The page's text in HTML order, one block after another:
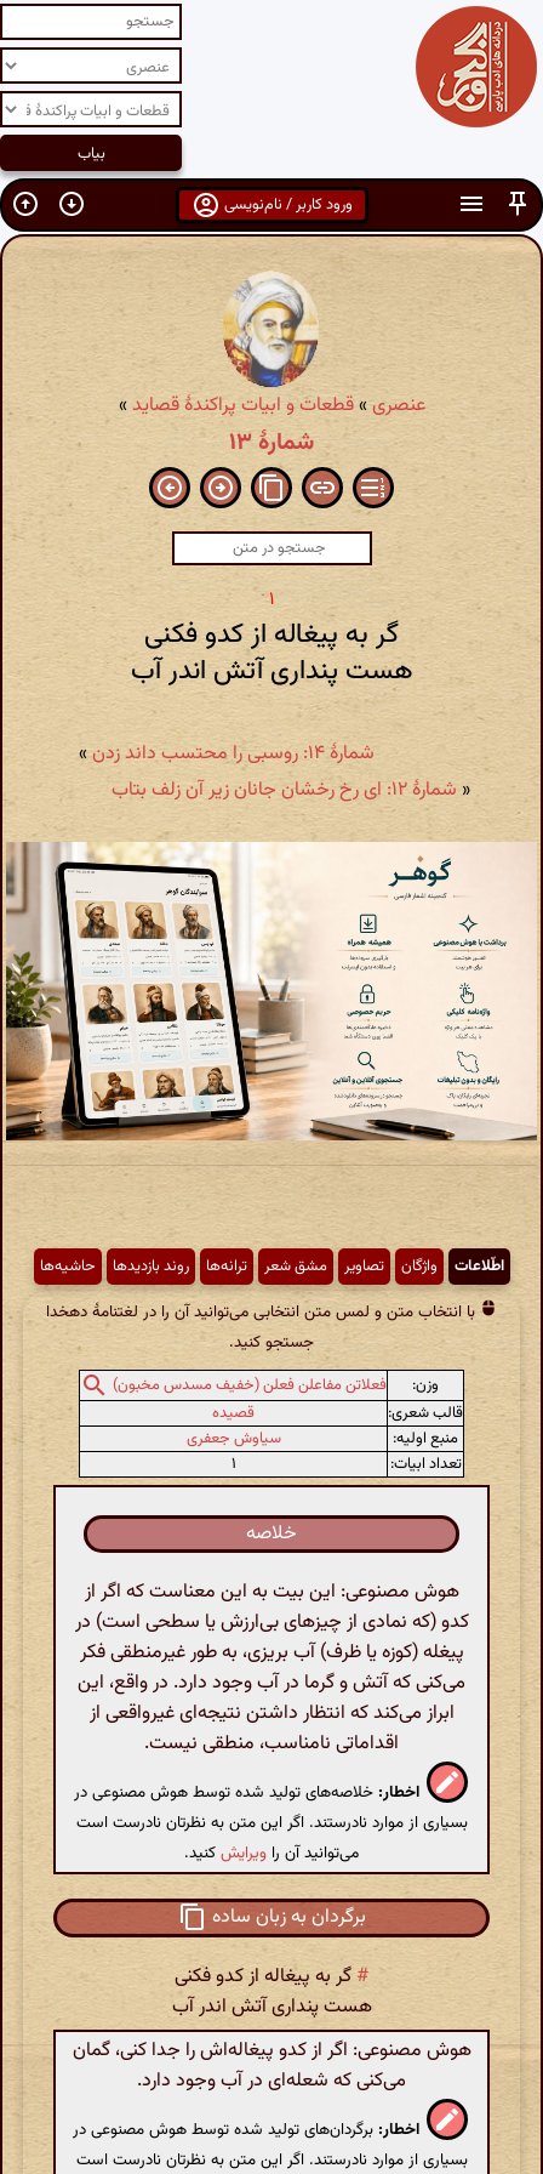
ورود کاربر / نام‌نویسی
عنصری»قطعات و ابیات پراکندهٔ قصاید»
شمارهٔ ۱۳
گر به پیغاله از کدو فکنی
هست پنداری آتش اندر آب
شمارهٔ ۱۴: روسبی را محتسب داند زدن
»
« شمارهٔ ۱۲: ای رخ رخشان جانان زیر آن زلف بتاب
اطّلاعات واژگان تصاویر مشق شعر ترانه‌ها روند بازدیدها حاشیه‌ها
با انتخاب متن و لمس متن انتخابی می‌توانید آن را در لغتنامهٔ دهخدا
جستجو کنید.
وزن:
فعلاتن مفاعلن فعلن (خفیف مسدس مخبون)
قالب شعری:
قصیده
منبع اولیه:
سیاوش جعفری
تعداد ابیات:
۱
خلاصه
هوش مصنوعی: این بیت به این معناست که اگر از
کدو (که نمادی از چیزهای بی‌ارزش یا سطحی است) در
پیغله (کوزه یا ظرف) آب بریزی، به طور غیرمنطقی فکر
می‌کنی که آتش و گرما در آب وجود دارد. در واقع، این
ابراز می‌کند که انتظار داشتن نتیجه‌ای غیرواقعی از
اقداماتی نامناسب، منطقی نیست.
اخطار: خلاصه‌های تولید شده توسط هوش مصنوعی در
بسیاری از موارد نادرستند. اگر این متن به نظرتان نادرست است
می‌توانید آن را ویرایشکنید.
برگردان به زبان ساده
# گر به پیغاله از کدو فکنی
هست پنداری آتش اندر آب
هوش مصنوعی: اگر از کدو پیغاله‌اش را جدا کنی، گمان
می‌کنی که شعله‌ای در آب وجود دارد.
اخطار: برگردان‌های تولید شده توسط هوش مصنوعی در
بسیاری از موارد نادرستند. اگر این متن به نظرتان نادرست است